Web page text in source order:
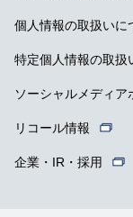
個人情報の取扱いに
特定個人情報の取扱
ソーシャルメディア
リコール情報
企業・IR・採用